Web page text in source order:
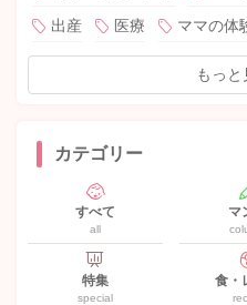
出産
医療 ママの体
もっと
カテゴリー
すべて
all
マ
特集
special
食・